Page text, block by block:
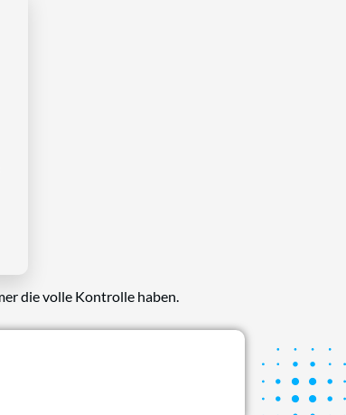
die volle Kontrolle haben.